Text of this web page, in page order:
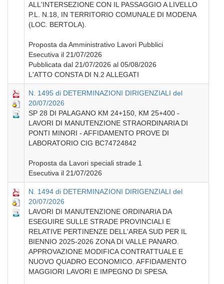
ALL'INTERSEZIONE CON IL PASSAGGIO A LIVELLO
P.L. N.18, IN TERRITORIO COMUNALE DI MODENA
(LOC. BERTOLA).
Proposta da Amministrativo Lavori Pubblici
Esecutiva il 21/07/2026
Pubblicata dal 21/07/2026 al 05/08/2026
L'ATTO CONSTA DI N.2 ALLEGATI
N. 1495 di DETERMINAZIONI DIRIGENZIALI del
20/07/2026
SP 28 DI PALAGANO KM 24+150, KM 25+400 -
LAVORI DI MANUTENZIONE STRAORDINARIA DI
PONTI MINORI - AFFIDAMENTO PROVE DI
LABORATORIO CIG BC74724842
Proposta da Lavori speciali strade 1
Esecutiva il 21/07/2026
N. 1494 di DETERMINAZIONI DIRIGENZIALI del
20/07/2026
LAVORI DI MANUTENZIONE ORDINARIA DA
ESEGUIRE SULLE STRADE PROVINCIALI E
RELATIVE PERTINENZE DELL'AREA SUD PER IL
BIENNIO 2025-2026 ZONA DI VALLE PANARO.
APPROVAZIONE MODIFICA CONTRATTUALE E
NUOVO QUADRO ECONOMICO. AFFIDAMENTO
MAGGIORI LAVORI E IMPEGNO DI SPESA.